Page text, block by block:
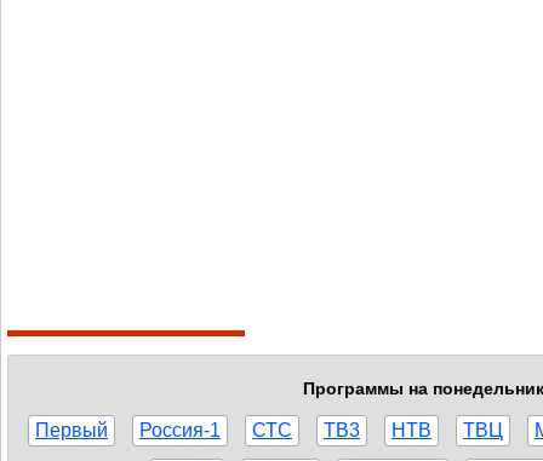
Программы на
Первый Россия-1 СТС ТВ3 НТВ ТВЦ